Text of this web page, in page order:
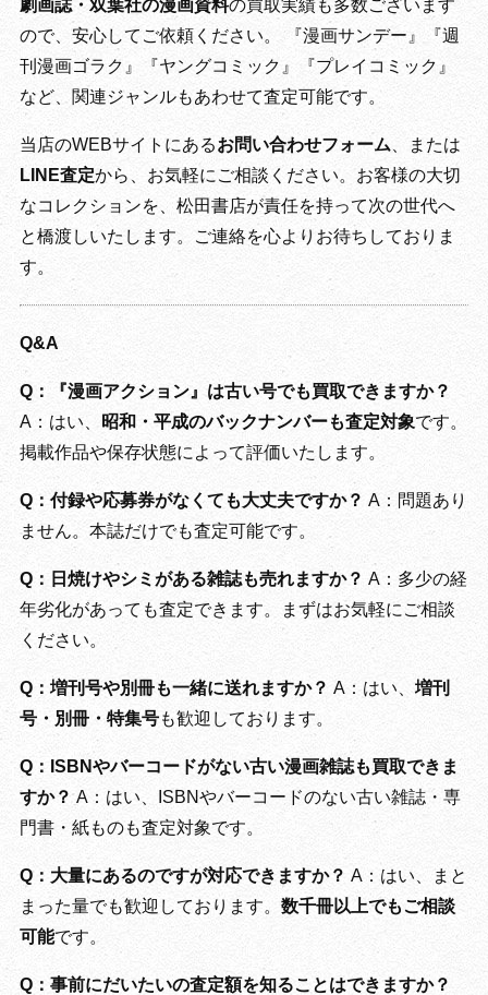
劇画誌・双葉社の漫画資料の買取実績も多数ございます
ので、安心してご依頼ください。 『漫画サンデー』『週
刊漫画ゴラク』『ヤングコミック』『プレイコミック』
など、関連ジャンルもあわせて査定可能です。
当店のWEBサイトにあるお問い合わせフォーム 、または
LINE査定から、お気軽にご相談ください。お客様の大切
なコレクションを、松田書店が責任を持って次の世代へ
と橋渡しいたします。ご連絡を心よりお待ちしておりま
す。
Q&A
Q：『漫画アクション』は古い号でも買取できますか？
A：はい、
昭和・平成のバックナンバーも査定対象です。
掲載作品や保存状態によって評価いたします。
Q：付録や応募券がなくても大丈夫ですか？ A：問題あり
ません。本誌だけでも査定可能です。
Q：日焼けやシミがある雑誌も売れますか？ A：多少の経
年劣化があっても査定できます。まずはお気軽にご相談
ください。
Q：増刊号や別冊も一緒に送れますか？ A：はい、 増刊
号・別冊・特集号も歓迎しております。
Q：ISBNやバーコードがない古い漫画雑誌も買取できま
すか？A：はい、ISBNやバーコードのない古い雑誌・専
門書・紙ものも査定対象です。
Q：大量にあるのですが対応できますか？ A：はい、まと
まった量でも歓迎しております。 数千冊以上でもご相談
可能です。
Q：事前にだいたいの査定額を知ることはできますか？